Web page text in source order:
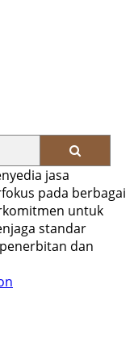
jasa
pada berbagai
untuk
standar
dan